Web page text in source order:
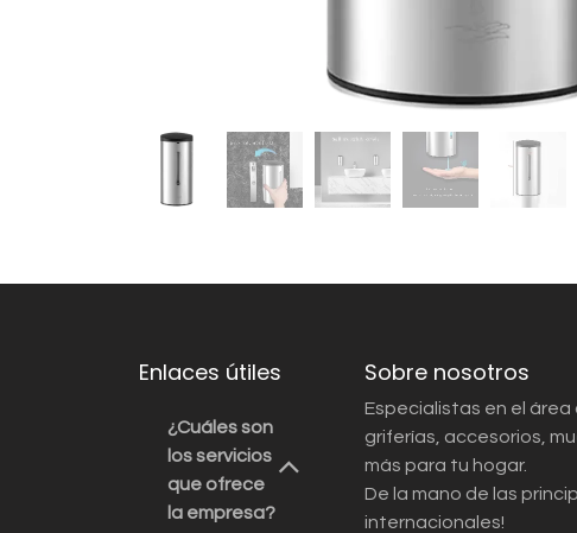
Enlaces útiles
¿Cuáles son
los servicios
que ofrece
la empresa?
Sobre nosotros
Especialistas en el área
griferías, accesorios,
más para tu hogar.
De la mano de las
internacionales!